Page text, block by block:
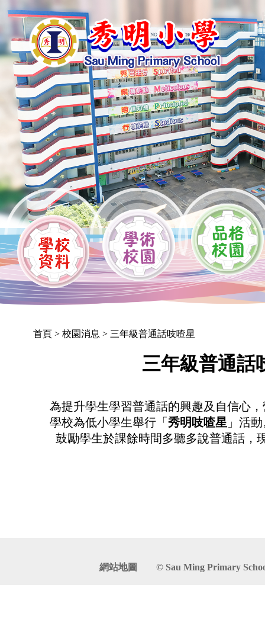
首頁> 校園消息 > 三年級普通話吱喳星
三年級普通話
為提升學生學習普通話的興趣及自信心
學校為低小學生舉行「秀明吱喳星 」活
鼓勵學生於課餘時間多聽多說普通話，
網站地圖 © Sau Ming Primary